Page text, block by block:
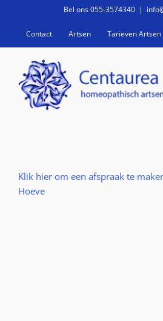
inhoud
Bel ons 055-3574340 |
Contact Artsen Tarieven Artsen
Klik hier om een afspraak te
Hoeve